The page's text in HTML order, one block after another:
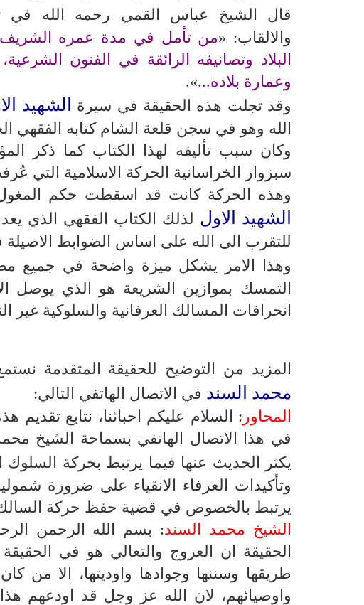
قال الشيخ عباس القمي رحمه الله في
والالقاب: «من تأمل في مدة عمره الشريف
البلاد وتصانيفه الرائقة في الفنون
وعمارة بلاده...».
وقد تجلت هذه الحقيقة في سيرة
الشهيد
الله وهو في سجن قلعة الشام كتابه الفقهي
وكان سبب تأليفه لهذا الكتاب كما ذكر
سبزوار الخراسانية الحركة الاسلامية التي
وهذه الحركة كانت قد اسقطت حكم
الشهيد الاول لذلك الكتاب الفقهي الذي
للتقرب الى الله على اساس الضوابط الاصيلة
وهذا الامر يشكل ميزة واضحة في جميع
التمسك بموازين الشريعة هو الذي يوصل
انحرافات المسالك العرفانية والسلوكية غير
المزيد من التوضيح للحقيقة المتقدمة
محمد السند في الاتصال الهاتفي التالي:
المحاور : السلام عليكم احبائنا، نتابع
في هذا الاتصال الهاتفي بسماحة الشيخ
يكثر الحديث عنها فيما يرتبط بحركة السلوك
وتأكيدات العرفاء الانقياء على ضرورة
يرتبط بالخصوص في قضية حفظ حركة
الشيخ محمد السند: بسم الله الرحمن
الحقيقة ان العروج والتعالي هو في
طريقها وسننها وجوادها واوديتها، الا من
واوصيائهم، لان الله عز وجل قد اودعهم